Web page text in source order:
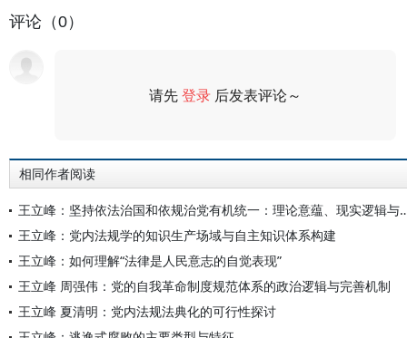
评论（0）
请先登录 后发表评论～
相同作者阅读
王立峰：坚持依法治国和依规
王立峰：党内法规学的知识生产场域与自主知识体系构建
王立峰：如何理解“法律是人民意志的自觉表现”
王立峰 周强伟：党的自我革命制度规范体系的政治逻辑与完善机制
王立峰 夏清明：党内法规法典化的可行性探讨